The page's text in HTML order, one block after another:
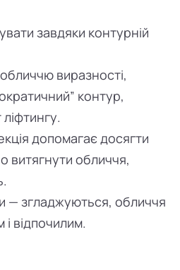
завдяки контурній
виразності,
контур,
допомагає досягти
витягнути обличчя,
— згладжуються, обличчя
і відпочилим.